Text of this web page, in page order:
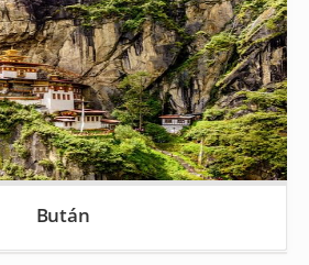
Bután